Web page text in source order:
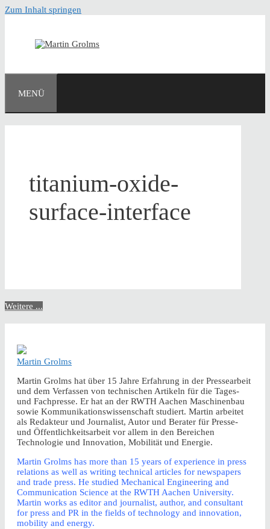
Zum Inhalt springen
MENÜ
titanium-oxide-
surface-interface
Weitere ...
Martin Grolms
Martin Grolms hat über 15 Jahre Erfahrung in der Pressearbeit
und dem Verfassen von technischen Artikeln für die Tages-
und Fachpresse. Er hat an der RWTH Aachen Maschinenbau
sowie Kommunikationswissenschaft studiert. Martin arbeitet
als Redakteur und Journalist, Autor und Berater für Presse-
und Öffentlichkeitsarbeit vor allem in den Bereichen
Technologie und Innovation, Mobilität und Energie.
Martin Grolms has more than 15 years of experience in press
relations as well as writing technical articles for newspapers
and trade press. He studied Mechanical Engineering and
Communication Science at the RWTH Aachen University.
Martin works as editor and journalist, author, and consultant
for press and PR in the fields of technology and innovation,
mobility and energy.